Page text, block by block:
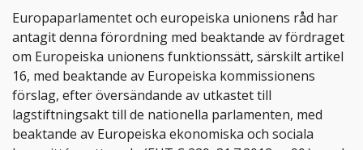
Europaparlamentet och europeiska unionens råd har
antagit denna förordning med beaktande av fördraget
om Europeiska unionens funktionssätt, särskilt artikel
16, med beaktande av Europeiska kommissionens
förslag, efter översändande av utkastet till
lagstiftningsakt till de nationella parlamenten, med
beaktande av Europeiska ekonomiska och sociala